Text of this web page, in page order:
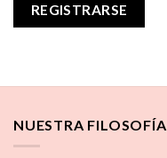
REGISTRARSE
NUESTRA FILOSOFÍA